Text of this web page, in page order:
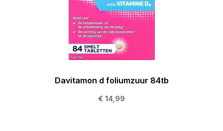
Davitamon d foliumzuur 84tb
€ 14,99